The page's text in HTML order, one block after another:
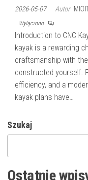
2026-05-07 Autor
Wyłączono
Introduction to CNC
kayak is a rewarding
craftsmanship with
constructed yourself.
efficiency, and a
kayak plans have…
Szukaj
Ostatnie